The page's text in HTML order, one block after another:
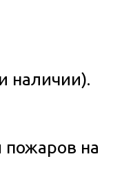
наличии).
на